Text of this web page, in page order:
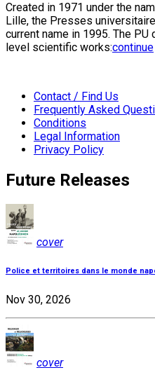
Created in 1971 under the
Lille, the Presses
current name in 1995. The
level scientific works:continue
Contact / Find Us
Frequently Asked
Conditions
Legal Information
Privacy Policy
Future Releases
cover
Police et territoires dans le monde
Nov 30, 2026
cover